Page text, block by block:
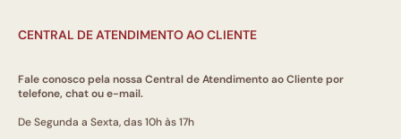
CENTRAL DE ATENDIMENTO AO CLIENTE
Fale conosco pela nossa Central de Atendimento ao Cliente por
telefone, chat ou e-mail.
De Segunda a Sexta, das 10h às 17h